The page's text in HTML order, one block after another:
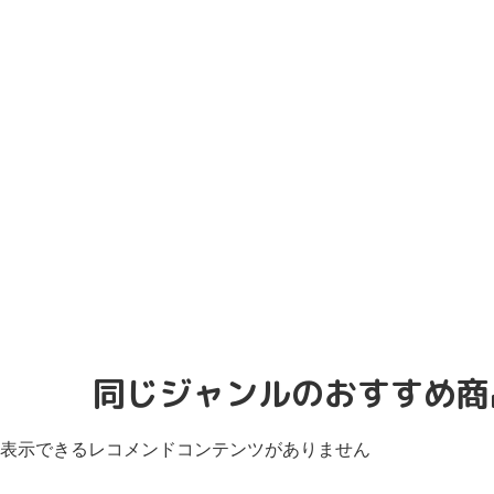
同じジャンルのおすすめ
表示できるレコメンドコンテンツがありません